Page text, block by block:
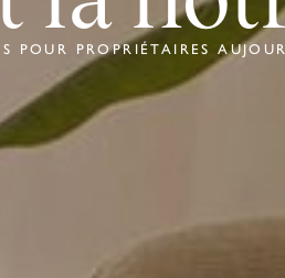
POUR PROPRIÉTAIRES